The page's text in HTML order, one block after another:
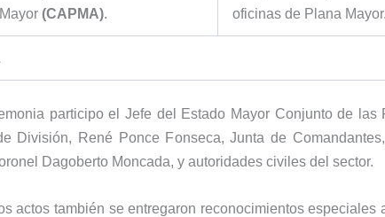
Mayor (CAPMA).
oficinas de Plana Mayor.
participo el Jefe del Estado Mayor Conjunto de las
División, René Ponce Fonseca, Junta de
Dagoberto Moncada, y autoridades civiles del sector.
actos también se entregaron reconocimientos especiales